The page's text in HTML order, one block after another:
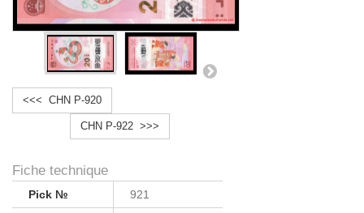
<<< CHN P-920
CHN P-922 >>>
Fiche technique
Pick № 921